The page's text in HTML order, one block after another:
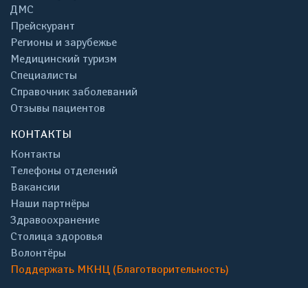
ДМС
Прейскурант
Регионы и зарубежье
Медицинский туризм
Специалисты
Справочник заболеваний
Отзывы пациентов
КОНТАКТЫ
Контакты
Телефоны отделений
Вакансии
Наши партнёры
Здравоохранение
Столица здоровья
Волонтёры
Поддержать МКНЦ (Благотворительность)